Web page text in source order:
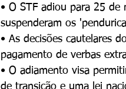
• O STF adiou para 25 de
suspenderam os
• As decisões cautelares
pagamento de verbas
• O adiamento visa
de transição e uma lei